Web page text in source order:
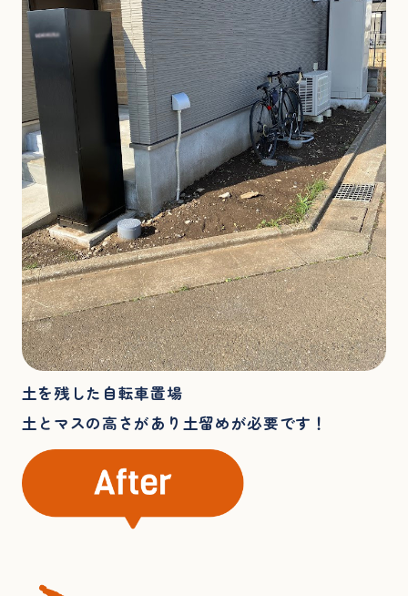
土を残した自転車置場
土とマスの高さがあり土留めが必要です！